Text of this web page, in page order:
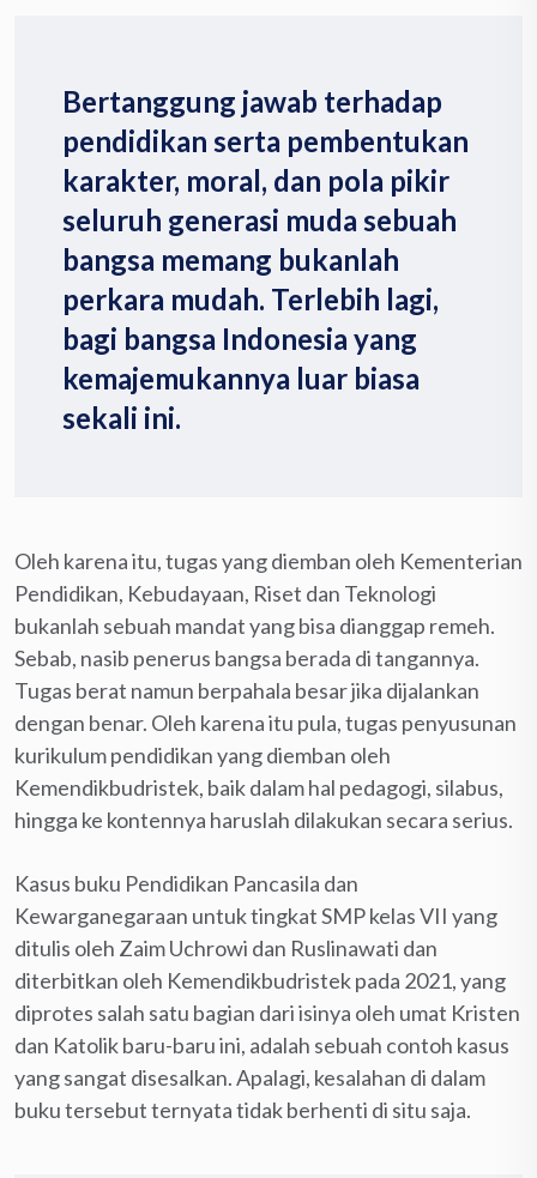
Bertanggung jawab terhadap
pendidikan serta pembentukan
karakter, moral, dan pola pikir
seluruh generasi muda sebuah
bangsa memang bukanlah
perkara mudah. Terlebih lagi,
bagi bangsa Indonesia yang
kemajemukannya luar biasa
sekali ini.
Oleh karena itu, tugas yang diemban oleh Kementerian
Pendidikan, Kebudayaan, Riset dan Teknologi
bukanlah sebuah mandat yang bisa dianggap remeh.
Sebab, nasib penerus bangsa berada di tangannya.
Tugas berat namun berpahala besar jika dijalankan
dengan benar. Oleh karena itu pula, tugas penyusunan
kurikulum pendidikan yang diemban oleh
Kemendikbudristek, baik dalam hal pedagogi, silabus,
hingga ke kontennya haruslah dilakukan secara serius.
Kasus buku Pendidikan Pancasila dan
Kewarganegaraan untuk tingkat SMP kelas VII yang
ditulis oleh Zaim Uchrowi dan Ruslinawati dan
diterbitkan oleh Kemendikbudristek pada 2021, yang
diprotes salah satu bagian dari isinya oleh umat Kristen
dan Katolik baru-baru ini, adalah sebuah contoh kasus
yang sangat disesalkan. Apalagi, kesalahan di dalam
buku tersebut ternyata tidak berhenti di situ saja.